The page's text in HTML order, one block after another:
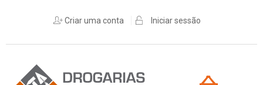
Criar uma conta Iniciar sessão